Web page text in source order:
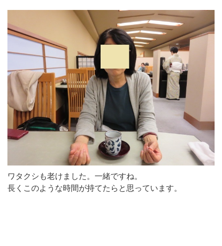
ワタクシも老けました。一緒ですね。
長くこのような時間が持てたらと思っています。